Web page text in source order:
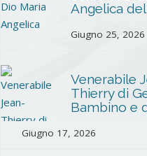
Angelica
Giugno 25, 2026
Venerabile
Thierry di
Bambino e
Giugno 17, 2026